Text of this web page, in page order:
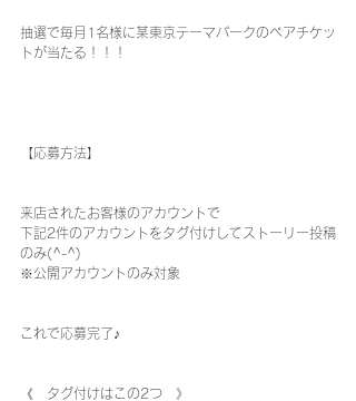
抽選で毎月1名様に某東京テーマパークのペアチケッ
トが当たる！！！
【応募方法】
来店されたお客様のアカウントで
下記2件のアカウントをタグ付けしてストーリー投稿
のみ(^-^)
※公開アカウントのみ対象
これで応募完了♪
《　タグ付けはこの2つ　》